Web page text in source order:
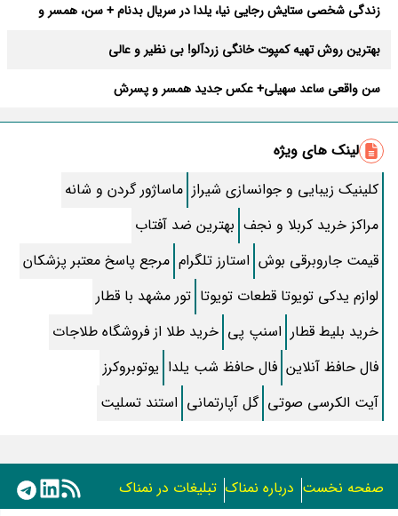
زندگی شخصی ستایش رجایی نیا، یلدا در سریال بدنام + سن، همسر و
بهترین روش تهیه کمپوت خانگی زردآلو! بی نظیر و عالی
سن واقعی ساعد سهیلی+ عکس جدید همسر و پسرش
جوکر 2 کی میاد؟ روز و ساعت دقیق پخش
فال روزانه واقعی شنبه ۱۷ مرداد ۱۴۰۵ | فال امروز شما
معماهای جالب و جذاب مختص کودکان
اسم پسر با ک از میان زیباترین نام های ایرانی و خارجی
طرز تهیه کامل “پیراشکی” ساده با طعمی باورنکردنی
سوالات جرات حقیقت دوستانه، عاشقانه و خنده دار
کدام نوع نمک سالم تر است؟
متن کامل زیارت عاشورا همراه با ترجمه و صوت
متن سوره صافات و روش خواندن آن برای حاجت
لینک های ویژه
کلینیک زیبایی و جوانسازی شیراز ماساژور گردن و شانه
مراکز خرید کربلا و نجف بهترین ضد آفتاب
قیمت جاروبرقی بوش استارز تلگرام مرجع پاسخ معتبر پزشکان
لوازم یدکی تویوتا قطعات تویوتا تور مشهد با قطار
خرید بلیط قطار اسنپ پی خرید طلا از فروشگاه طلاجات
فال حافظ آنلاین فال حافظ شب یلدا یوتوبروکرز
آیت الکرسی صوتی گل آپارتمانی استند تسلیت
صفحه نخست درباره نمناک تبلیغات در نمناک